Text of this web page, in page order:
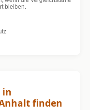
in
finden